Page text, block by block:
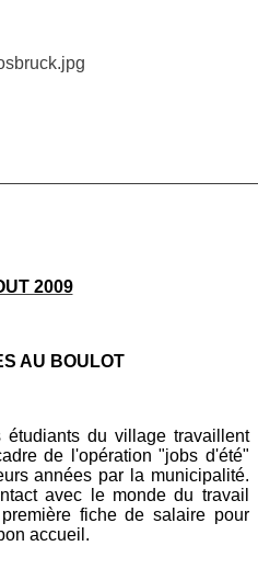
2009
AU BOULOT
du village travaillent
de l'opération "jobs d'été"
années par la municipalité.
avec le monde du travail
fiche de salaire pour
accueil.